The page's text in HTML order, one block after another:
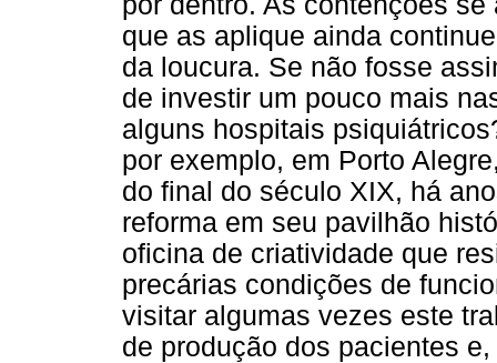
que as aplique ainda
da loucura. Se não fosse
de investir um pouco mais
alguns hospitais
por exemplo, em Porto
do final do século XIX, há
reforma em seu pavilhão
oficina de criatividade que
precárias condições de
visitar algumas vezes este
de produção dos pacientes